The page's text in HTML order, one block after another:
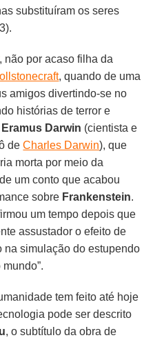
substituíram os seres
, não por acaso filha da
, quando de uma
amigos divertindo-se no
histórias de terror e
Eramus Darwin (cientista e
deCharles Darwin), que
morta por meio da
um conto que acabou
sobre Frankenstein.
um tempo depois que
assustador o efeito de
na simulação do estupendo
tem feito até hoje
pode ser descrito
, o subtítulo da obra de